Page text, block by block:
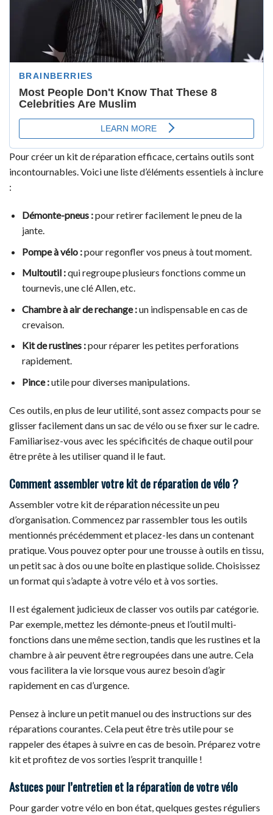
Pour créer un kit de réparation efficace, certains outils sont
incontournables. Voici une liste d’éléments essentiels à inclure
:
Démonte-pneus :pour retirer facilement le pneu de la
jante.
Pompe à vélo :pour regonfler vos pneus à tout moment.
Multoutil :qui regroupe plusieurs fonctions comme un
tournevis, une clé Allen, etc.
Chambre à air de rechange :un indispensable en cas de
crevaison.
Kit de rustines :pour réparer les petites perforations
rapidement.
Pince :utile pour diverses manipulations.
Ces outils, en plus de leur utilité, sont assez compacts pour se
glisser facilement dans un sac de vélo ou se fixer sur le cadre.
Familiarisez-vous avec les spécificités de chaque outil pour
être prête à les utiliser quand il le faut.
Comment assembler votre kit de réparation de vélo ?
Assembler votre kit de réparation nécessite un peu
d’organisation. Commencez par rassembler tous les outils
mentionnés précédemment et placez-les dans un contenant
pratique. Vous pouvez opter pour une trousse à outils en tissu,
un petit sac à dos ou une boîte en plastique solide. Choisissez
un format qui s’adapte à votre vélo et à vos sorties.
Il est également judicieux de classer vos outils par catégorie.
Par exemple, mettez les démonte-pneus et l’outil multi-
fonctions dans une même section, tandis que les rustines et la
chambre à air peuvent être regroupées dans une autre. Cela
vous facilitera la vie lorsque vous aurez besoin d’agir
rapidement en cas d’urgence.
Pensez à inclure un petit manuel ou des instructions sur des
réparations courantes. Cela peut être très utile pour se
rappeler des étapes à suivre en cas de besoin. Préparez votre
kit et profitez de vos sorties l’esprit tranquille !
Astuces pour l’entretien et la réparation de votre vélo
Pour garder votre vélo en bon état, quelques gestes réguliers